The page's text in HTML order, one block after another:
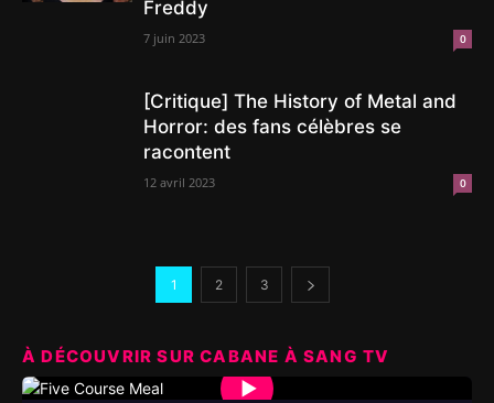
Freddy
7 juin 2023 0
[Critique] The History of Metal and
Horror: des fans célèbres se
racontent
12 avril 2023 0
1 2 3
À DÉCOUVRIR SUR CABANE À SANG TV
▶